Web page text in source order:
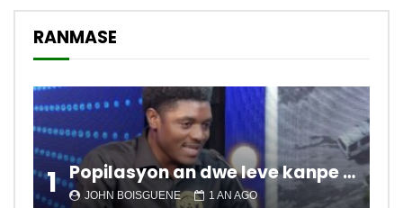
RANMASE
1 Popilasyon an dwe leve kanpe pou chanje sitiyasyon kawotik l’ap viv nan peyi a.
JOHN BOISGUENE 1 AN AGO